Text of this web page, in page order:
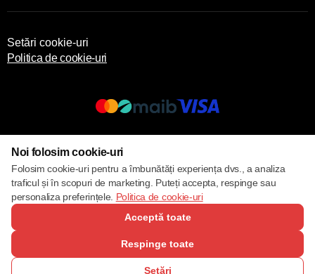
Setări cookie-uri
Politica de cookie-uri
Noi folosim cookie-uri
Folosim cookie-uri pentru a îmbunătăți experiența dvs., a analiza
traficul și în scopuri de marketing. Puteți accepta, respinge sau
personaliza preferințele. Politica de cookie-uri
Acceptă toate
Respinge toate
Setări